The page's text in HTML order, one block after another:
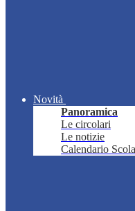
Novità
Panoramica
Le circolari
Le notizie
Calendario